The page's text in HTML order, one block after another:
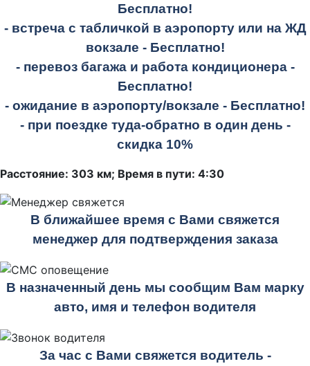
Бесплатно!
- встреча с табличкой в аэропорту или на ЖД
вокзале - Бесплатно!
- перевоз багажа и работа кондиционера -
Бесплатно!
- ожидание в аэропорту/вокзале - Бесплатно!
- при поездке туда-обратно в один день -
скидка 10%
Расстояние: 303 км; Время в пути: 4:30
В ближайшее время с Вами свяжется
менеджер для подтверждения заказа
В назначенный день мы сообщим Вам марку
авто, имя и телефон водителя
За час с Вами свяжется водитель -